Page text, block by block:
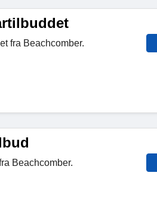
fra Beachcomber.
Beachcomber.